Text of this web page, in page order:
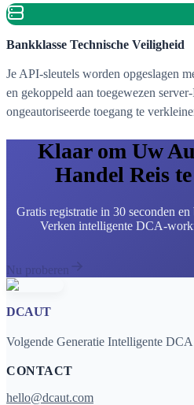
Bankklasse Technische Veiligheid
Je API-sleutels worden opgeslagen
en gekoppeld aan toegewezen
ongeautoriseerde toegang te
Klaar om Uw
Handel Reis
Gratis registratie in 30 seconden
Verken intelligente DCA-
Nu proberen
DCAUT
Volgende Generatie Intelligente
CONTACT
hello@dcaut.com